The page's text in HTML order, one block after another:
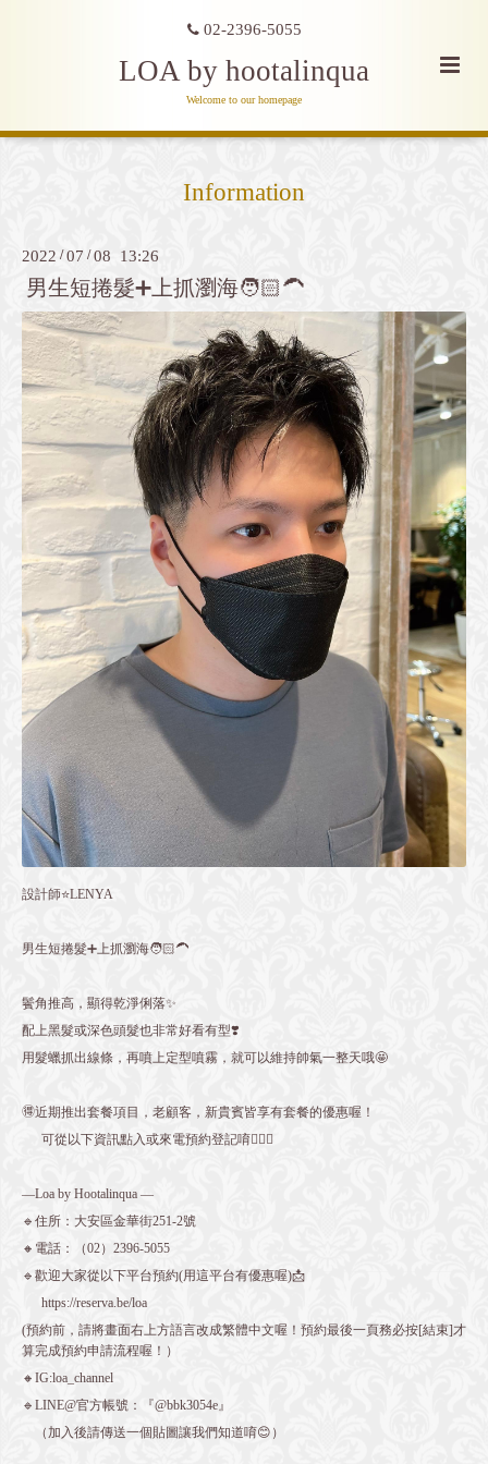
02-2396-5055
LOA by hootalinqua
Welcome to our homepage
Information
2022 /07 /08 13:26
男生短捲髮➕上抓瀏海🧑🏻‍🦱
設計師⭐️LENYA
男生短捲髮➕上抓瀏海🧑🏻‍🦱
鬢角推高，顯得乾淨俐落✨
配上黑髮或深色頭髮也非常好看有型❣️
用髮蠟抓出線條，再噴上定型噴霧，就可以維持帥氣一整天哦🤩
🉐近期推出套餐項目，老顧客，新貴賓皆享有套餐的優惠喔！
可從以下資訊點入或來電預約登記唷💁🏻‍♀️
—Loa by Hootalinqua —
🔹住所：大安區金華街251-2號
🔸電話：（02）2396-5055
🔹歡迎大家從以下平台預約(用這平台有優惠喔)📩
https://reserva.be/loa
(預約前，請將畫面右上方語言改成繁體中文喔！預約最後一頁務必按[結束]才
算完成預約申請流程喔！）
🔸IG:loa_channel
🔹LINE@官方帳號：『@bbk3054e』
（加入後請傳送一個貼圖讓我們知道唷😊）